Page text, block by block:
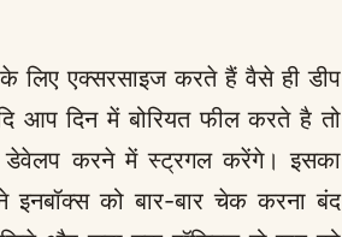
एक्सरसाइज करते हैं वैसे ही डीप
आप दिन में बोरियत फील करते है तो
करने में स्ट्रगल करेंगे। इसका
को बार-बार चेक करना बंद